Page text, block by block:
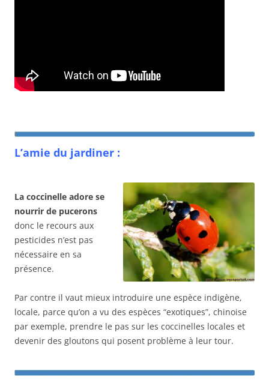
L’amie du jardiner :
La coccinelle adore se
nourrir de pucerons
donc le recours aux
pesticides n’est pas
nécessaire en sa
présence.
Par contre il vaut mieux introduire une espèce indigène,
locale, parce qu’on a vu des espèces “exotiques”, chinoise
par exemple, prendre le pas sur les coccinelles locales et
devenir des gloutons qui posent problème à leur tour.